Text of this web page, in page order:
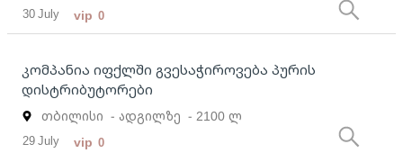
30 July vip 0
კომპანია იფქლში გვესაჭიროვება პურის
დისტრიბუტორები
თბილისი - ადგილზე - 2100 ლ
29 July vip 0